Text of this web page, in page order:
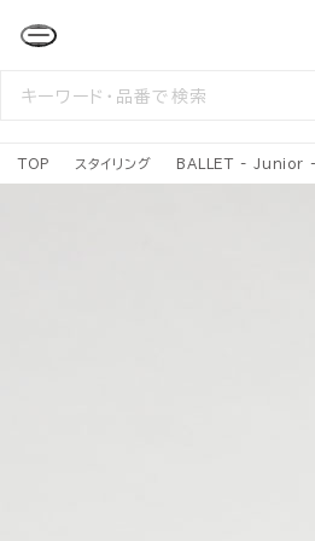
検
TOP スタイリング BALLET - Junior -